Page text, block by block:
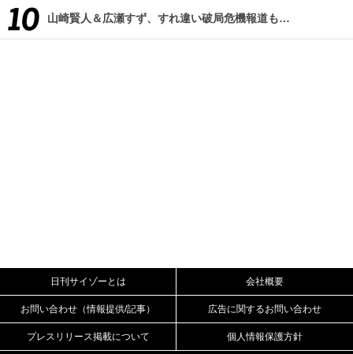
山崎賢人＆広瀬すず、すれ違い破局危機報道も…
日刊サイゾーとは 会社概要
お問い合わせ（情報提供/記事） 広告に関するお問い合わせ
プレスリリース掲載について 個人情報保護方針